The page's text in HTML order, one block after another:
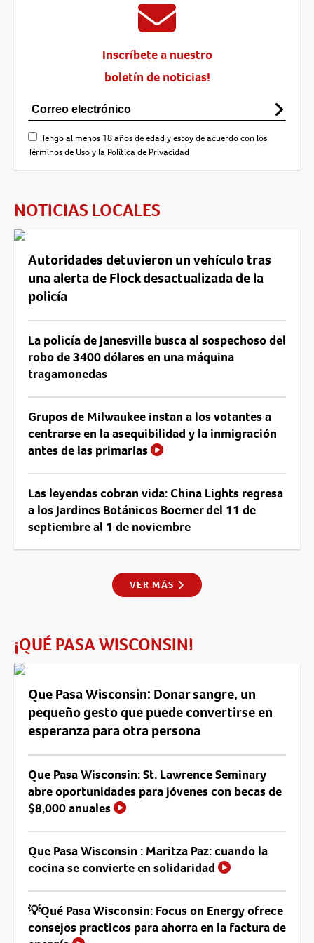
Inscríbete a nuestro
boletín de noticias!
Tengo al menos 18 años de edad y estoy de acuerdo con los
Términos de Usoy la Política de Privacidad
NOTICIAS LOCALES
Autoridades detuvieron un vehículo tras
una alerta de Flock desactualizada de la
policía
La policía de Janesville busca al sospechoso del
robo de 3400 dólares en una máquina
tragamonedas
Grupos de Milwaukee instan a los votantes a
centrarse en la asequibilidad y la inmigración
antes de las primarias
Las leyendas cobran vida: China Lights regresa
a los Jardines Botánicos Boerner del 11 de
septiembre al 1 de noviembre
VER MÁS
¡QUÉ PASA WISCONSIN!
Que Pasa Wisconsin: Donar sangre, un
pequeño gesto que puede convertirse en
esperanza para otra persona
Que Pasa Wisconsin: St. Lawrence Seminary
abre oportunidades para jóvenes con becas de
$8,000 anuales
Que Pasa Wisconsin : Maritza Paz: cuando la
cocina se convierte en solidaridad
💡Qué Pasa Wisconsin: Focus on Energy ofrece
consejos practicos para ahorra en la factura de